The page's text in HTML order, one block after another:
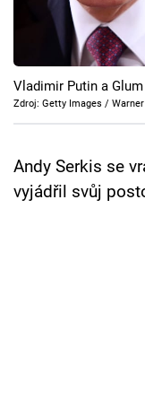
Cool Esport
Pořady
TV Program
Přihlášení
Vladimir Putin a Glum
Zdroj: Getty Images /
Andy Serkis se
vyjádřil svůj